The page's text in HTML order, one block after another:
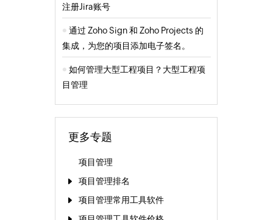
注册Jira账号
通过 Zoho Sign 和 Zoho Projects 的
集成，为您的项目添加电子签名。
如何管理大型工程项目？大型工程项
目管理
更多专题
项目管理
项目管理排名
项目管理常用工具软件